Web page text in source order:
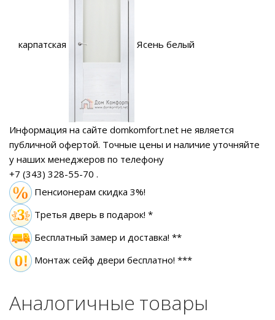
карпатская Ясень белый
Информация на сайте domkomfort.net не является
публичной офертой. Точные цены и наличие уточняйте
у наших менеджеров по телефону
+7 (343) 328-55-70 .
Пенсионерам скидка 3%!
Третья дверь в подарок! *
Бесплатный замер и доставка! **
Монтаж сейф двери бесплатно! ***
Аналогичные товары